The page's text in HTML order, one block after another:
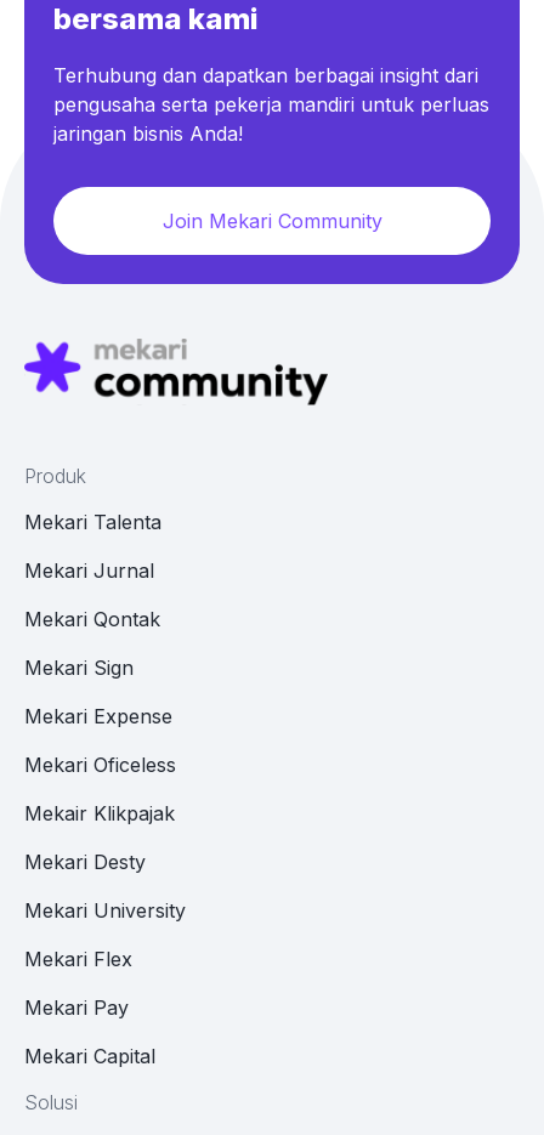
bersama kami
Terhubung dan dapatkan berbagai insight dari
pengusaha serta pekerja mandiri untuk perluas
jaringan bisnis Anda!
Join Mekari Community
Produk
Mekari Talenta
Mekari Jurnal
Mekari Qontak
Mekari Sign
Mekari Expense
Mekari Oficeless
Mekair Klikpajak
Mekari Desty
Mekari University
Mekari Flex
Mekari Pay
Mekari Capital
Solusi